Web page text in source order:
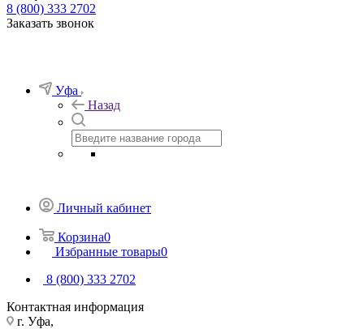
8 (800) 333 2702
Заказать звонок
Уфа
Назад
Личный кабинет
Корзина0
Избранные товары0
8 (800) 333 2702
Контактная информация
г. Уфа,